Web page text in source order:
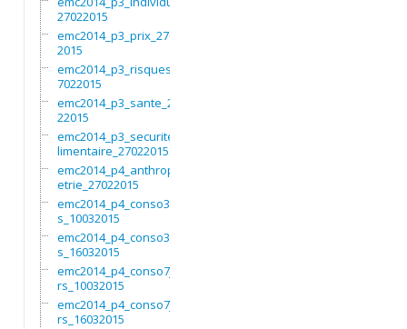
27022015
emc2014_p3_prix_2702
2015
emc2014_p3_risques_2
7022015
emc2014_p3_sante_270
22015
emc2014_p3_securitea
limentaire_27022015
emc2014_p4_anthropom
etrie_27022015
emc2014_p4_conso3moi
s_10032015
emc2014_p4_conso3moi
s_16032015
emc2014_p4_conso7jou
rs_10032015
emc2014_p4_conso7jou
rs_16032015